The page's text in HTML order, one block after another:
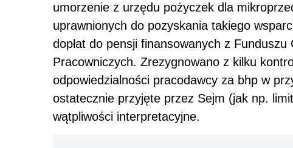
umorzenie z urzędu pożyczek dla
uprawnionych do pozyskania takiego
dopłat do pensji finansowanych z
Pracowniczych. Zrezygnowano z kilku
odpowiedzialności pracodawcy za bhp w
ostatecznie przyjęte przez Sejm (jak np.
wątpliwości interpretacyjne.